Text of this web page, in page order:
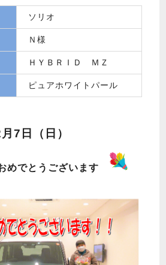
ソリオ
Ｎ様
ＨＹＢＲＩＤ ＭＺ
ピュアホワイトパール
7日（日）
めでとうございます